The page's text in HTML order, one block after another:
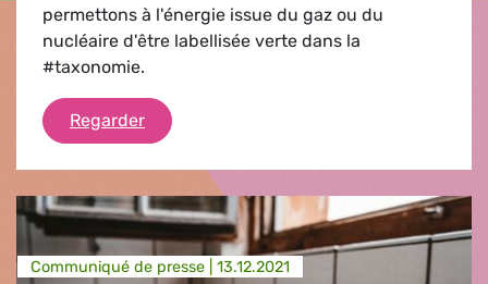
permettons à l'énergie issue du gaz ou du
nucléaire d'être labellisée verte dans la
#taxonomie.
RegarderLa taxonomie : la crédibilité du Pacte vert
Communiqué de presse | 13.12.2021